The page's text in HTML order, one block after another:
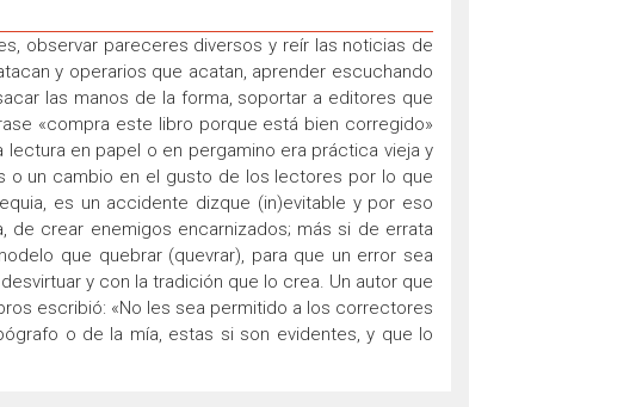
observar pareceres diversos y reír las noticias de
y operarios que acatan, aprender escuchando
las manos de la forma, soportar a editores que
«compra este libro porque está bien corregido»
en papel o en pergamino era práctica vieja y
o un cambio en el gusto de los lectores por lo que
es un accidente dizque (in)evitable y por eso
de crear enemigos encarnizados; más si de errata
que quebrar (quevrar), para que un error sea
y con la tradición que lo crea. Un autor que
escribió: «No les sea permitido a los correctores
o de la mía, estas si son evidentes, y que lo